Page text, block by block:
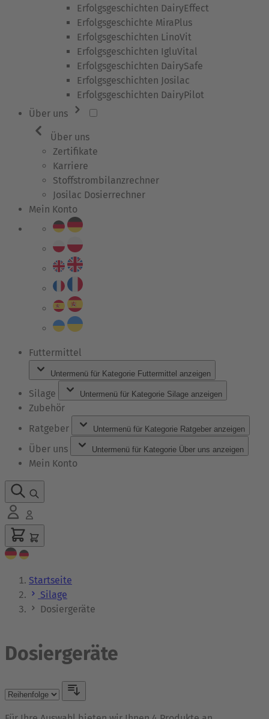
Erfolgsgeschichten DairyEffect
Erfolgsgeschichte MiraPlus
Erfolgsgeschichten LinoVit
Erfolgsgeschichten IgluVital
Erfolgsgeschichten DairySafe
Erfolgsgeschichten Josilac
Erfolgsgeschichten DairyPilot
Über uns
Über uns
Zertifikate
Karriere
Stoffstrombilanzrechner
Josilac Dosierrechner
Mein Konto
Futtermittel
Untermenü für Kategorie Futtermittel anzeigen
Silage Untermenü für Kategorie Silage anzeigen
Zubehör
Ratgeber
Untermenü für Kategorie Ratgeber anzeigen
Über uns Untermenü für Kategorie Über uns anzeigen
Mein Konto
Startseite
Silage
Dosiergeräte
Dosiergeräte